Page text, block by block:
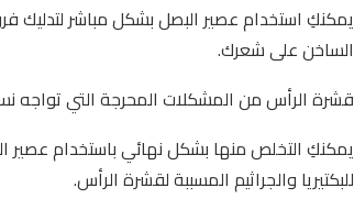
يمكنكِ استخدام عصير البصل بشكل مباشر لتدليك
الساخن على شعرك.
قشرة الرأس من المشكلات المحرجة التي تواجه
يمكنكِ التخلص منها بشكل نهائي باستخدام عصير
للبكتيريا والجراثيم المسببة لقشرة الرأس.